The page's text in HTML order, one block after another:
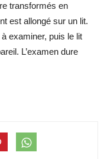
transformés en
est allongé sur un lit.
examiner, puis le lit
L’examen dure